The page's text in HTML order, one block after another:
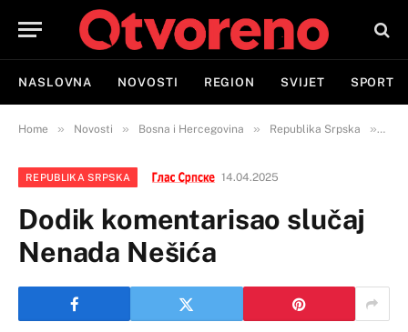
NASLOVNA NOVOSTI REGION SVIJET SPORT
Home » Novosti » Bosna i Hercegovina » Republika Srpska »
REPUBLIKA SRPSKA 14.04.2025
Dodik komentarisao slučaj
Nenada Nešića